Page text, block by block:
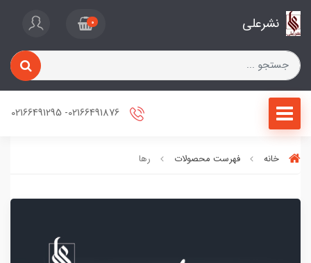
نشرعلی 0
خانه فهرست محصولات رها